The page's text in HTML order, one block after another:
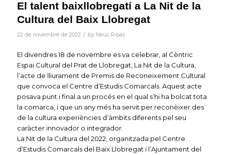
El talent baixllobregatí a La Nit de la
Cultura del Baix Llobregat
22 de novembre de 2022 / by Neus Ribas
El divendres 18 de novembre es va celebrar, al Cèntric
Espai Cultural del Prat de Llobregat, La Nit de la Cultura,
l’acte de lliurament de Premis de Reconeixement Cultural
que convoca el Centre d’Estudis Comarcals. Aquest acte
posava punt i final a un procés en el qual s’hi ha bolcat tota
la comarca, i que un any més ha servit per reconèixer des
de la cultura experiències d’àmbits diferents pel seu
caràcter innovador o integrador.
La Nit de la Cultura del 2022, organitzada pel Centre
d’Estudis Comarcals del Baix Llobregat i l’Ajuntament del